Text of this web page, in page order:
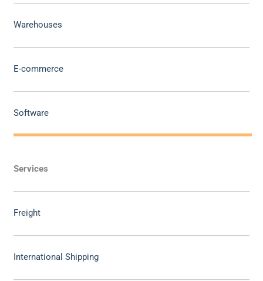
Warehouses
E-commerce
Software
Services
Freight
International Shipping